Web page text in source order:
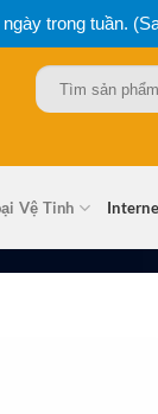
trong tuần.
Tìm
kiếm:
Vệ Tinh